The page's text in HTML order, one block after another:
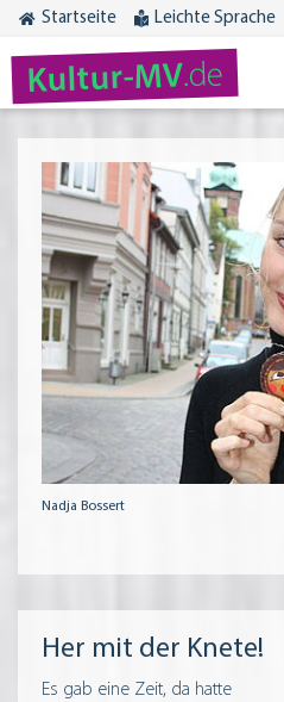
Startseite Leichte Sprache
Kultur-MV.de
Nadja Bossert
Her mit der Knete!
Es gab eine Zeit, da hatte